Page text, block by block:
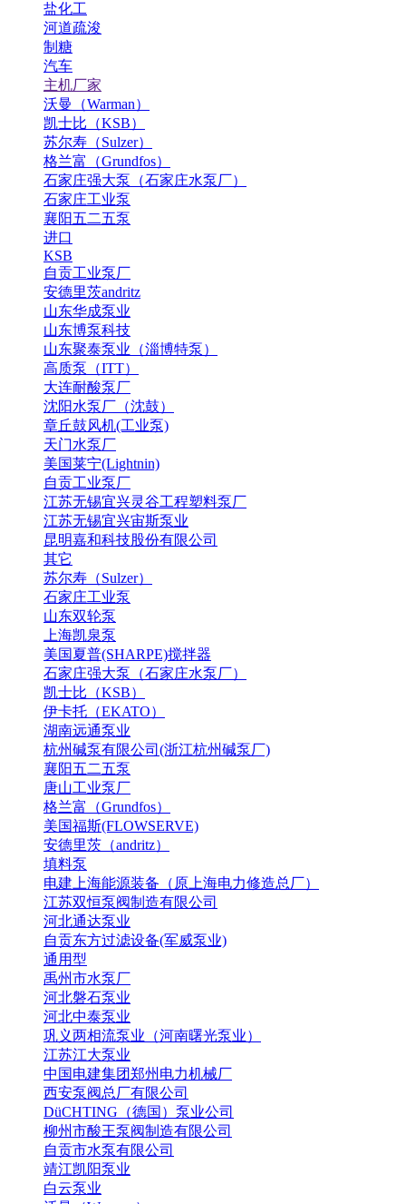
盐化工
河道疏浚
制糖
汽车
主机厂家
沃曼（Warman）
凯士比（KSB）
苏尔寿（Sulzer）
格兰富（Grundfos）
石家庄强大泵（石家庄水泵厂）
石家庄工业泵
襄阳五二五泵
进口
KSB
自贡工业泵厂
安德里茨andritz
山东华成泵业
山东博泵科技
山东聚泰泵业（淄博特泵）
高质泵（ITT）
大连耐酸泵厂
沈阳水泵厂（沈鼓）
章丘鼓风机(工业泵)
天门水泵厂
美国莱宁(Lightnin)
自贡工业泵厂
江苏无锡宜兴灵谷工程塑料泵厂
江苏无锡宜兴宙斯泵业
昆明嘉和科技股份有限公司
其它
苏尔寿（Sulzer）
石家庄工业泵
山东双轮泵
上海凯泉泵
美国夏普(SHARPE)搅拌器
石家庄强大泵（石家庄水泵厂）
凯士比（KSB）
伊卡托（EKATO）
湖南远通泵业
杭州碱泵有限公司(浙江杭州碱泵厂)
襄阳五二五泵
唐山工业泵厂
格兰富（Grundfos）
美国福斯(FLOWSERVE)
安德里茨（andritz）
填料泵
电建上海能源装备（原上海电力修造总厂）
江苏双恒泵阀制造有限公司
河北通达泵业
自贡东方过滤设备(军威泵业)
通用型
禹州市水泵厂
河北磐石泵业
河北中泰泵业
巩义两相流泵业（河南曙光泵业）
江苏江大泵业
中国电建集团郑州电力机械厂
西安泵阀总厂有限公司
DüCHTING（德国）泵业公司
柳州市酸王泵阀制造有限公司
自贡市水泵有限公司
靖江凯阳泵业
白云泵业